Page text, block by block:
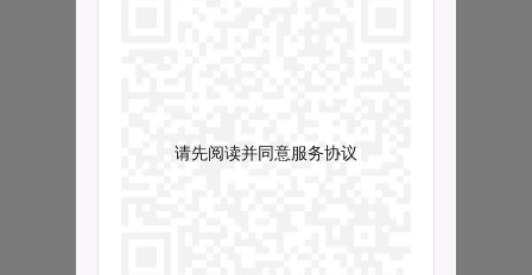
请先阅读并同意服务协议